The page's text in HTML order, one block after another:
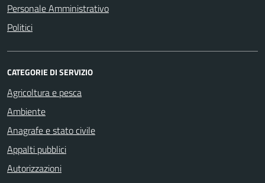
Personale Amministrativo
Politici
CATEGORIE DI SERVIZIO
Agricoltura e pesca
Ambiente
Anagrafe e stato civile
Appalti pubblici
Autorizzazioni